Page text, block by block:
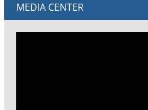
MEDIA CENTER